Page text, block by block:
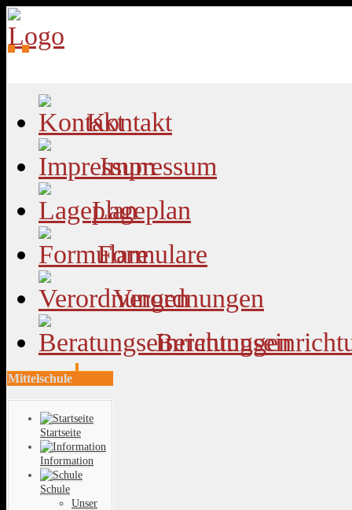
Kontakt
Impressum
Lageplan
Formulare
Verordnungen
Mittelschule
Startseite
Information
Schule
Unser